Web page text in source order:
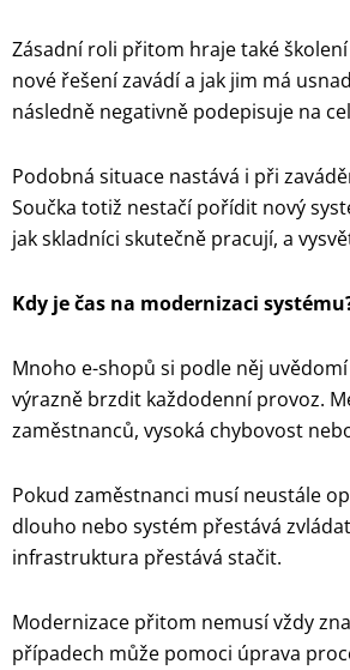
Zásadní roli přitom hraje také
nové řešení zavádí a jak jim má
následně negativně podepisuje na
Podobná situace nastává i při
Součka totiž nestačí pořídit nový
jak skladníci skutečně pracují, a
Kdy je čas na modernizaci
Mnoho e-shopů si podle něj
výrazně brzdit každodenní provoz.
zaměstnanců, vysoká chybovost
Pokud zaměstnanci musí neustále
dlouho nebo systém přestává
infrastruktura přestává stačit.
Modernizace přitom nemusí vždy
případech může pomoci úprava